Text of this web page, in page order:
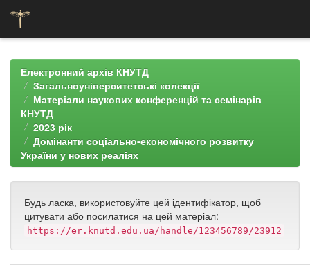
navigationЕлектронний архів КНУТД
Загальноуніверситетські колекції
Матеріали наукових конференцій та семінарів
КНУТД
2023 рік
Домінанти соціально-економічного розвитку
України у нових реаліях
Будь ласка, використовуйте цей ідентифікатор, щоб
цитувати або посилатися на цей матеріал:
https://er.knutd.edu.ua/handle/123456789/23912